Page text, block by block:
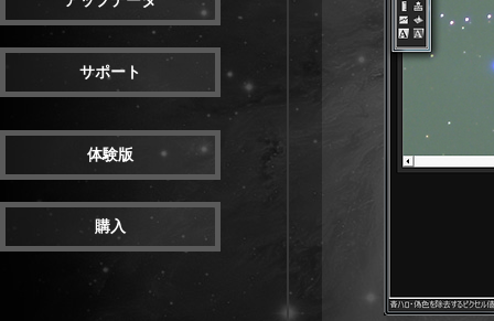
サポート
体験版
購入